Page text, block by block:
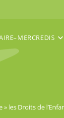
les Droits de